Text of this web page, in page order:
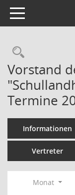
Toggle navigation
Vorstand
Termine
Informationen
Vertreter
Monat